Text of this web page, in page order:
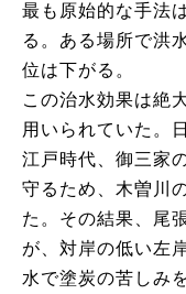
最も原始的な手法
る。ある場所で洪
位は下がる。
この治水効果は絶
用いられていた。
江戸時代、御三家
守るため、木曽川
た。その結果、尾
が、対岸の低い左
水で塗炭の苦しみ